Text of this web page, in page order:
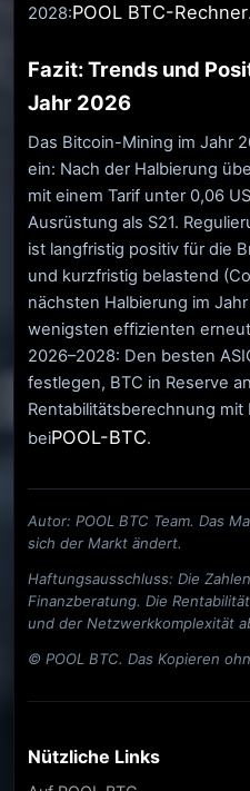
2028:POOL BTC-Rechner.
Fazit: Trends und
Jahr 2026
Das Bitcoin-Mining im Jahr
ein: Nach der Halbierung
mit einem Tarif unter 0,06
Ausrüstung als S21.
ist langfristig positiv für die
und kurzfristig belastend
nächsten Halbierung im
wenigsten effizienten
2026–2028: Den besten
festlegen, BTC in Reserve
Rentabilitätsberechnung mit
beiPOOL-BTC.
Autor: POOL BTC Team. Das
sich der Markt ändert.
Haftungsausschluss: Die
Finanzberatung. Die
und der Netzwerkkomplexität
© POOL BTC. Das Kopieren
Nützliche Links